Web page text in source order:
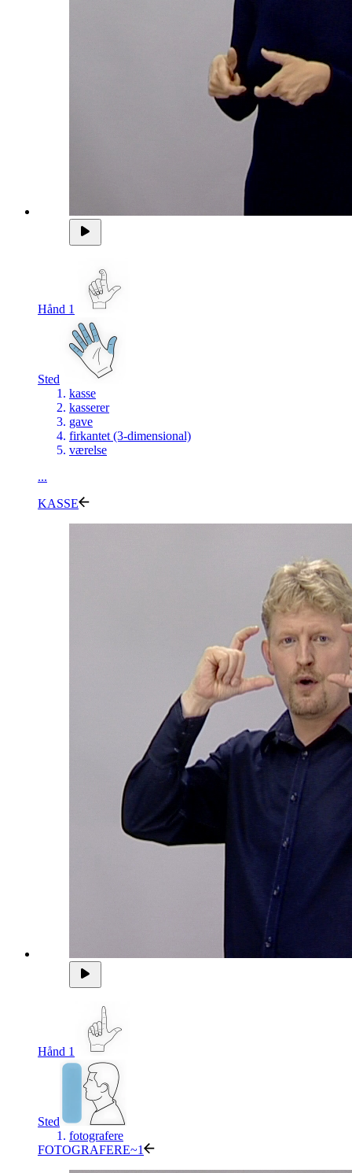
Hånd 1
Sted
kasse
kasserer
gave
firkantet (3-dimensional)
værelse
...
KASSE
Hånd 1
Sted
fotografere
FOTOGRAFERE~1